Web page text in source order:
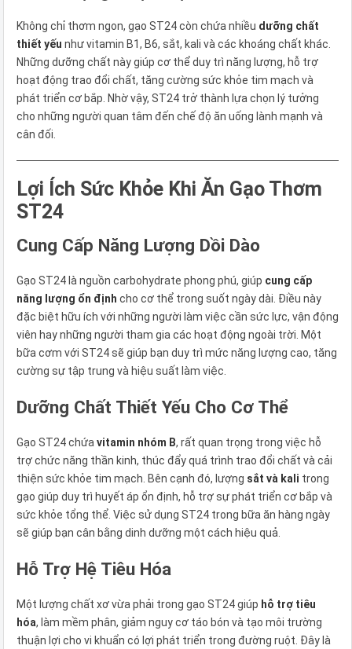
Không chỉ thơm ngon, gạo ST24 còn chứa nhiều dưỡng chất
thiết yếu như vitamin B1, B6, sắt, kali và các khoáng chất khác.
Những dưỡng chất này giúp cơ thể duy trì năng lượng, hỗ trợ
hoạt động trao đổi chất, tăng cường sức khỏe tim mạch và
phát triển cơ bắp. Nhờ vậy, ST24 trở thành lựa chọn lý tưởng
cho những người quan tâm đến chế độ ăn uống lành mạnh và
cân đối.
Lợi Ích Sức Khỏe Khi Ăn Gạo Thơm
ST24
Cung Cấp Năng Lượng Dồi Dào
Gạo ST24 là nguồn carbohydrate phong phú, giúp cung cấp
năng lượng ổn định cho cơ thể trong suốt ngày dài. Điều này
đặc biệt hữu ích với những người làm việc cần sức lực, vận động
viên hay những người tham gia các hoạt động ngoài trời. Một
bữa cơm với ST24 sẽ giúp bạn duy trì mức năng lượng cao, tăng
cường sự tập trung và hiệu suất làm việc.
Dưỡng Chất Thiết Yếu Cho Cơ Thể
Gạo ST24 chứa vitamin nhóm B, rất quan trọng trong việc hỗ
trợ chức năng thần kinh, thúc đẩy quá trình trao đổi chất và cải
thiện sức khỏe tim mạch. Bên cạnh đó, lượng sắt và kali trong
gạo giúp duy trì huyết áp ổn định, hỗ trợ sự phát triển cơ bắp và
sức khỏe tổng thể. Việc sử dụng ST24 trong bữa ăn hàng ngày
sẽ giúp bạn cân bằng dinh dưỡng một cách hiệu quả.
Hỗ Trợ Hệ Tiêu Hóa
Một lượng chất xơ vừa phải trong gạo ST24 giúp hỗ trợ tiêu
hóa, làm mềm phân, giảm nguy cơ táo bón và tạo môi trường
thuận lợi cho vi khuẩn có lợi phát triển trong đường ruột. Đây là